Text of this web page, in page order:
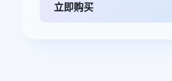
立即购买